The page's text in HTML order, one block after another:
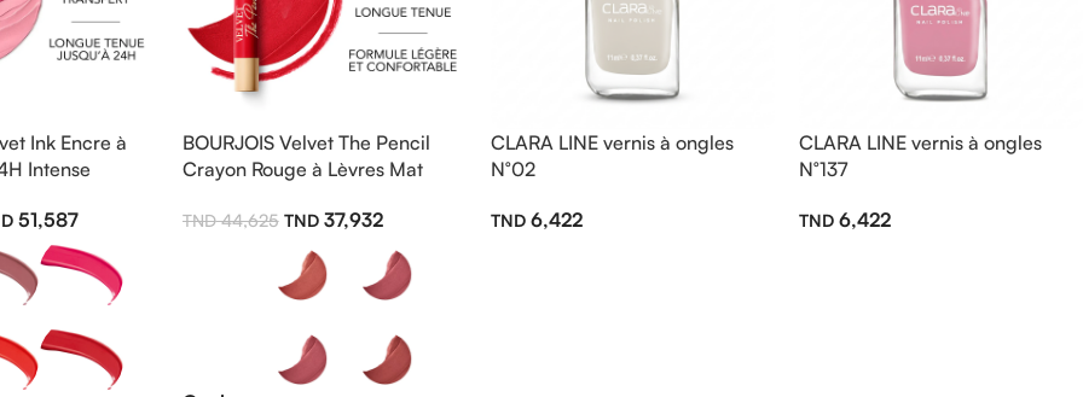
Ink Encre à
Intense
51,587
BOURJOIS Velvet The Pencil
Crayon Rouge à Lèvres Mat
44,625 37,932
CLARA LINE vernis à ongles
N°02
6,422
CLARA LINE vernis à ongles
N°137
6,422